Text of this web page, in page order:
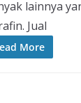
lainnya
Jual
More